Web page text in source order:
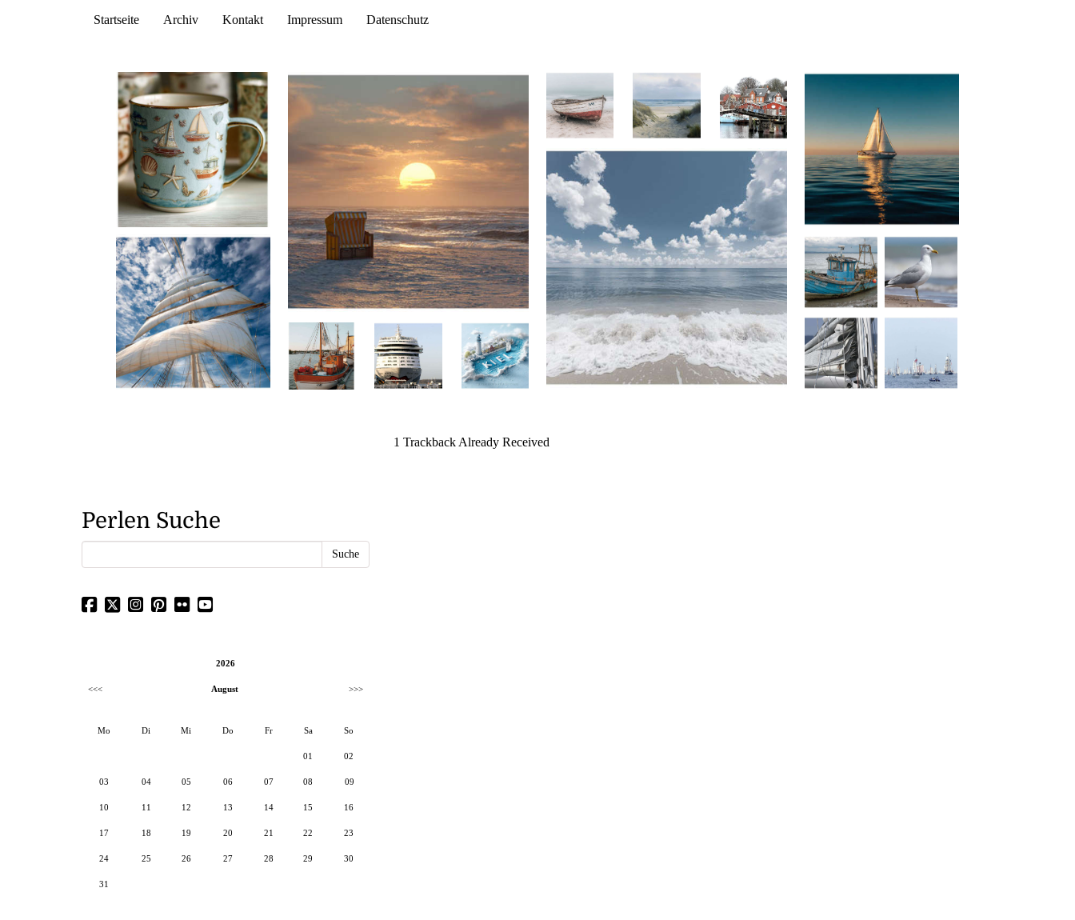
Startseite Archiv Kontakt Impressum Datenschutz
1 Trackback Already Received
Perlen Suche
2026
<<< August >>>
Mo Di Mi Do Fr Sa So
01 02
03 04 05 06 07 08 09
10 11 12 13 14 15 16
17 18 19 20 21 22 23
24 25 26 27 28 29 30
31